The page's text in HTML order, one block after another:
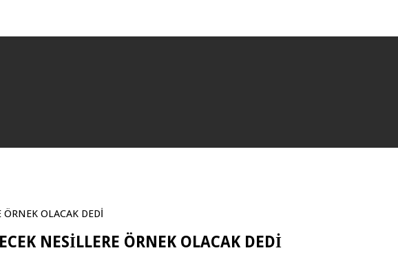
OLACAK DEDİ
NESİLLERE ÖRNEK OLACAK DEDİ